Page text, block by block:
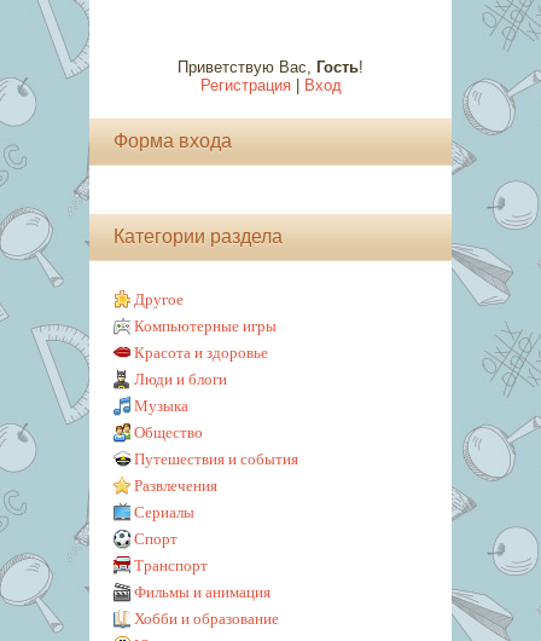
Приветствую Вас, Гость!
Регистрация| Вход
Форма входа
Категории раздела
Другое
Компьютерные игры
Красота и здоровье
Люди и блоги
Музыка
Общество
Путешествия и события
Развлечения
Сериалы
Спорт
Транспорт
Фильмы и анимация
Хобби и образование